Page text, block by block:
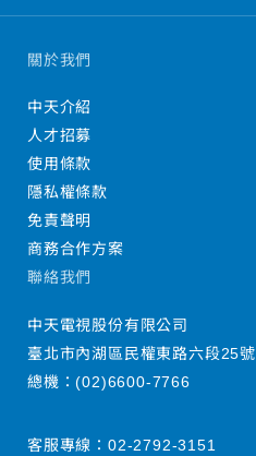
關於我們
中天介紹
人才招募
使用條款
隱私權條款
免責聲明
商務合作方案
聯絡我們
中天電視股份有限公司
臺北市內湖區民權東路六段25號
總機：(02)6600-7766
客服專線： 02-2792-3151